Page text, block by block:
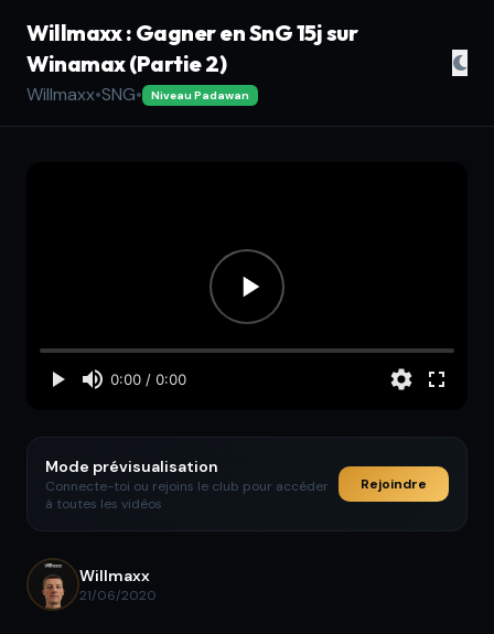
Willmaxx : Gagner en SnG 15j sur
Winamax (Partie 2)
Willmaxx•SNG• Niveau Padawan
Mode prévisualisation
Connecte-toi ou rejoins le club pour accéder
à toutes les vidéos
Rejoindre
Willmaxx
21/06/2020